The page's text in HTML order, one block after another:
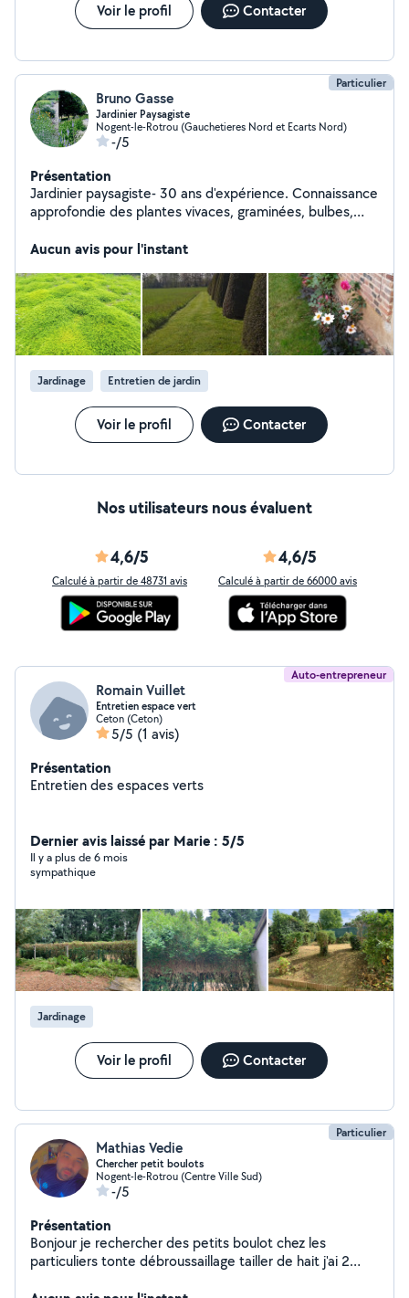
Voir le profil Contacter
Particulier
Bruno Gasse
Jardinier Paysagiste
Nogent-le-Rotrou (Gauchetieres Nord et Ecarts Nord)
-/5
Présentation
Jardinier paysagiste- 30 ans d'expérience. Connaissance
approfondie des plantes vivaces, graminées, bulbes,
un jardin esthétique, structuré. Je vous propose un
structurer votre jardin / Choisir des végétaux adaptés à
votre sol et à votre environnement / Créer un espace
durable / Créer des espaces d'ombrage / Organiser des
brises vue / Création de jardins de simples. / Taille en
transparence / Entretien Résonné Conseils sur place,
intervention chez particuliers
Aucun avis pour l'instant
Jardinage Entretien de jardin
Voir le profil Contacter
Nos utilisateurs nous évaluent
4,6/5
Calculé à partir de 48731 avis
4,6/5
Calculé à partir de 66000 avis
Auto-entrepreneur
Romain Vuillet
Entretien espace vert
Ceton (Ceton)
5/5 (1 avis)
Présentation
Entretien des espaces verts
Dernier avis laissé par Marie : 5/5
Il y a plus de 6 mois
sympathique
Jardinage
Voir le profil Contacter
Particulier
Mathias Vedie
Chercher petit boulots
Nogent-le-Rotrou (Centre Ville Sud)
-/5
Présentation
Bonjour je rechercher des petits boulot chez les
particuliers tonte débroussaillage tailler de hait j'ai 2